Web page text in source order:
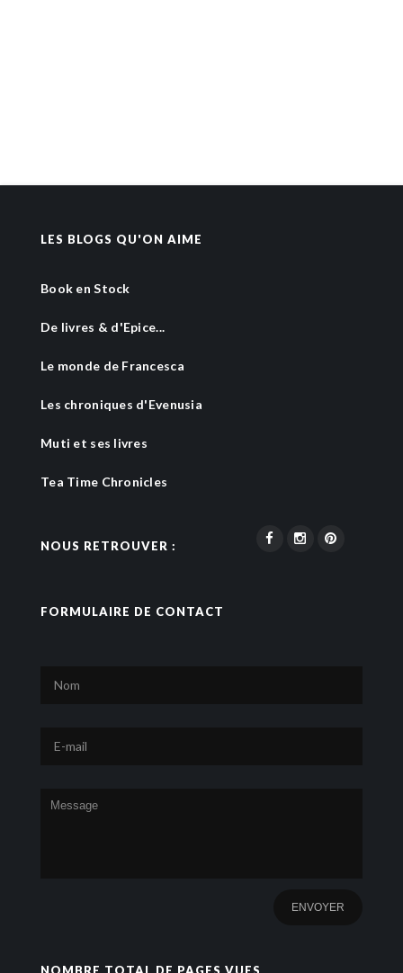
LES BLOGS QU'ON AIME
Book en Stock
De livres & d'Epice...
Le monde de Francesca
Les chroniques d'Evenusia
Muti et ses livres
Tea Time Chronicles
NOUS RETROUVER :
FORMULAIRE DE CONTACT